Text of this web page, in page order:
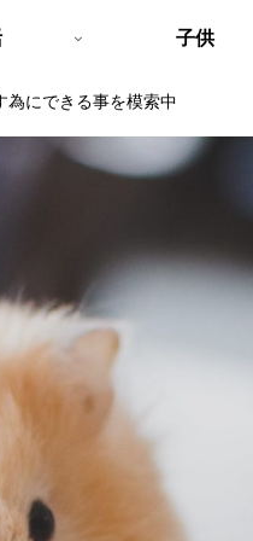
為にできる事を模索中
子供